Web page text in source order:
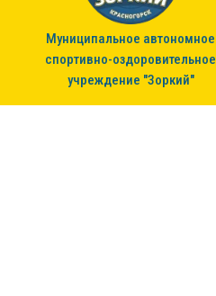
Муниципальное автономное
спортивно-оздоровительное
учреждение "Зоркий"